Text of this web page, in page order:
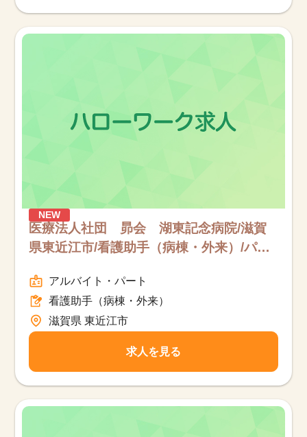
NEW
医療法人社団 昴会 湖東記念病院/滋賀
県東近江市/看護助手（病棟・外来）/パー
アルバイト・パート
看護助手（病棟・外来）
滋賀県 東近江市
求人を見る